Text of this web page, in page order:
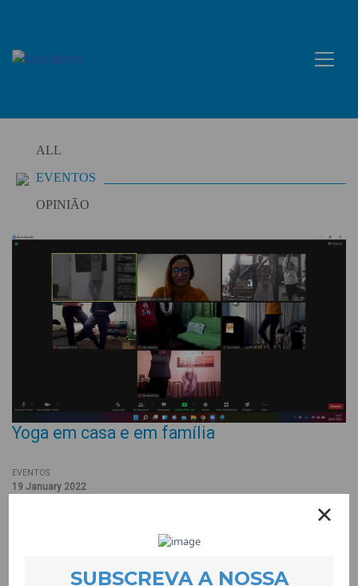
content
ALL
EVENTOS
OPINIÃO
Yoga em casa e em família
EVENTOS
19 January 2022
férias de Natal, o Dia de Reis foi passado em casa e, de forma
online de Yoga em família com a professora Ana Carlos.